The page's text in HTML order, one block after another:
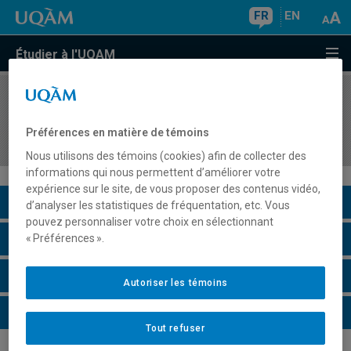
FR EN
Étudier à l'UQAM
COURS//
humaines) au préscolaire et au primaire
Description du cours
Horaire - Été 2026
Horaire - Automne 2026
Horaire - Hiver 2027
Préférences en matière de témoins
Nous utilisons des témoins (cookies) afin de collecter des
informations qui nous permettent d’améliorer votre
expérience sur le site, de vous proposer des contenus vidéo,
d’analyser les statistiques de fréquentation, etc. Vous
pouvez personnaliser votre choix en sélectionnant
« Préférences ».
Tout refuser
Autoriser les témoins